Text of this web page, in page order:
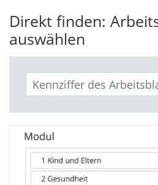
Direkt finden:
auswählen